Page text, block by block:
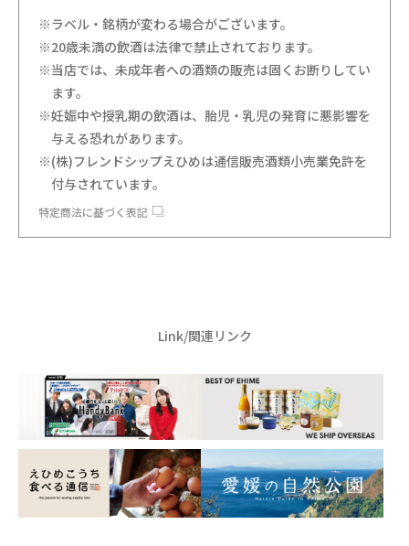
※ラベル・銘柄が変わる場合がございます。
※20歳未満の飲酒は法律で禁止されております。
※当店では、未成年者への酒類の販売は固くお断りしてい
ます。
※妊娠中や授乳期の飲酒は、胎児・乳児の発育に悪影響を
与える恐れがあります。
※(株)フレンドシップえひめは通信販売酒類小売業免許を
付与されています。
特定商法に基づく表記
Link/関連リンク